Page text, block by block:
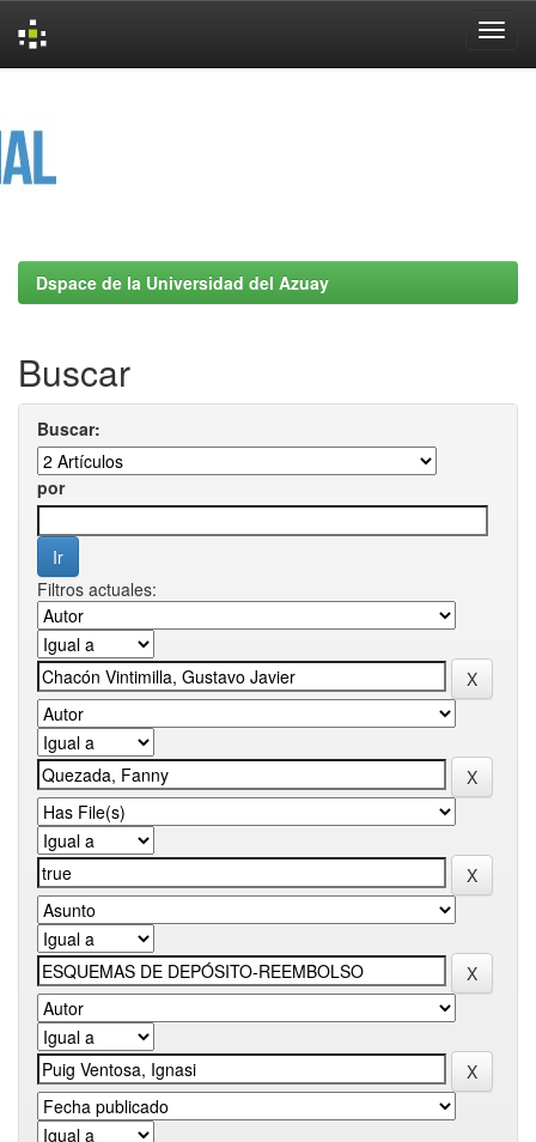
Dspace de la Universidad del Azuay
Buscar
Buscar:
por
Filtros actuales: